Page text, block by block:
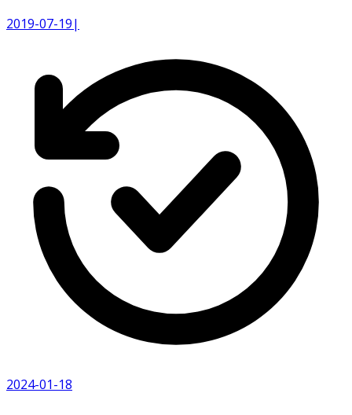
2019-07-19|
2024-01-18